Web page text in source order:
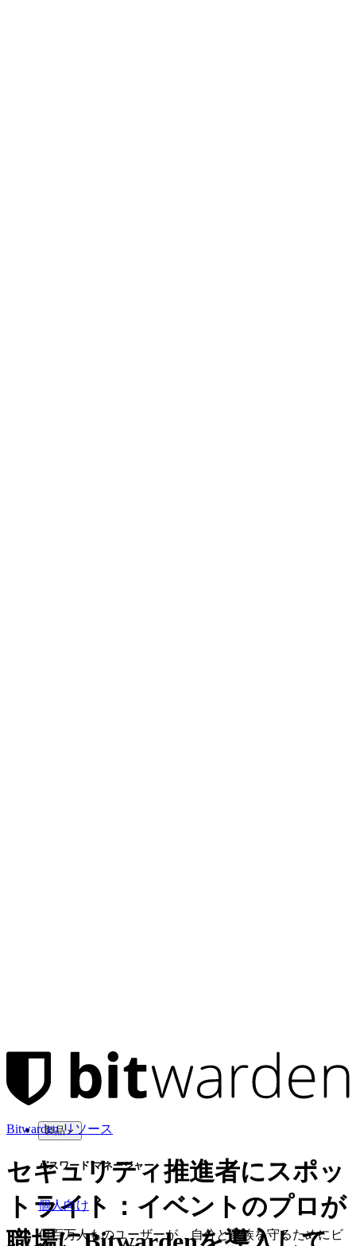
製品
パスワード マネージャー
個人向け
何百万人ものユーザーが、自分と家族を守るためにビ
Bitwarden リソース
セキュリティ推進者にスポッ
トライト：イベントのプロが